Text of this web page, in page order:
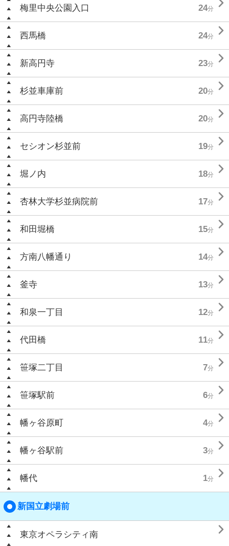
梅里中央公園入口 24分
西馬橋 24分 
新高円寺 23分 
杉並車庫前 20分 
高円寺陸橋 20分 
セシオン杉並前 19分 
堀ノ内 18分 
杏林大学杉並病院前 17分 
和田堀橋 15分 
方南八幡通り 14分 
釜寺 13分 
和泉一丁目 12分 
代田橋 11分 
笹塚二丁目 7分 
笹塚駅前 6分 
幡ヶ谷原町 4分 
幡ヶ谷駅前 3分 
幡代 1分 
新国立劇場前
東京オペラシティ南 